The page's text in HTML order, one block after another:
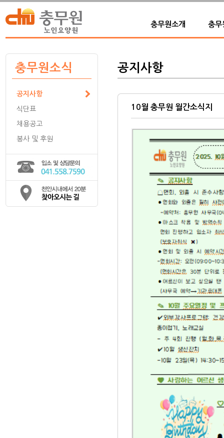
충무원소개 충무
충무원소식
공지사항
식단표
채용공고
봉사 및 후원
공지사항
10월 충무원 월간소식지